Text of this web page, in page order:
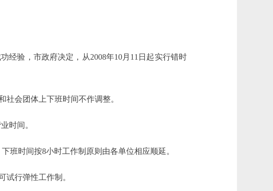
经验，市政府决定，从2008年10月11日起实行错时
会团体上下班时间不作调整。
时间。
班时间按8小时工作制原则由各单位相应顺延。
行弹性工作制。